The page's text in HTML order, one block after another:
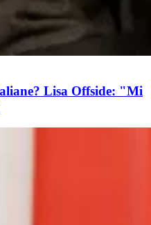
Lisa Offside: "Mi